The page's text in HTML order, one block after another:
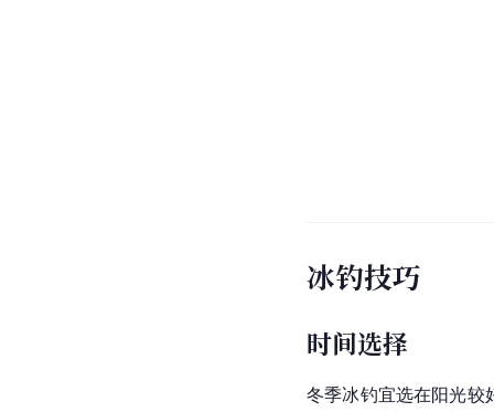
冰钓技巧
时间选择
冬季冰钓宜选在阳光